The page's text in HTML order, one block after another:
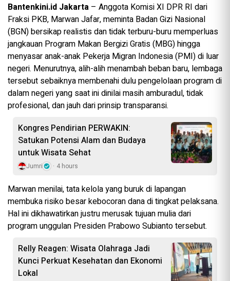
Bantenkini.id Jakarta – Anggota Komisi XI DPR RI dari
Fraksi PKB, Marwan Jafar, meminta Badan Gizi Nasional
(BGN) bersikap realistis dan tidak terburu-buru memperluas
jangkauan Program Makan Bergizi Gratis (MBG) hingga
menyasar anak-anak Pekerja Migran Indonesia (PMI) di luar
negeri. Menurutnya, alih-alih menambah beban baru, lembaga
tersebut sebaiknya membenahi dulu pengelolaan program di
dalam negeri yang saat ini dinilai masih amburadul, tidak
profesional, dan jauh dari prinsip transparansi.
Kongres Pendirian PERWAKIN:
Satukan Potensi Alam dan Budaya
untuk Wisata Sehat
Jumri 4 hours
Marwan menilai, tata kelola yang buruk di lapangan
membuka risiko besar kebocoran dana di tingkat pelaksana.
Hal ini dikhawatirkan justru merusak tujuan mulia dari
program unggulan Presiden Prabowo Subianto tersebut.
Relly Reagen: Wisata Olahraga Jadi
Kunci Perkuat Kesehatan dan Ekonomi
Lokal